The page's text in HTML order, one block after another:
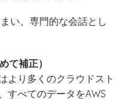
い、専門的な会話とし
て補正）
より多くのクラウドスト
すべてのデータをAWS